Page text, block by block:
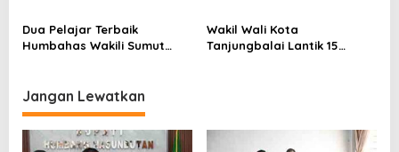
Toba
Marbun Pollung
Dua Pelajar Terbaik
Humbahas Wakili Sumut
Wakil Wali Kota
Tanjungbalai Lantik 15
Jangan Lewatkan